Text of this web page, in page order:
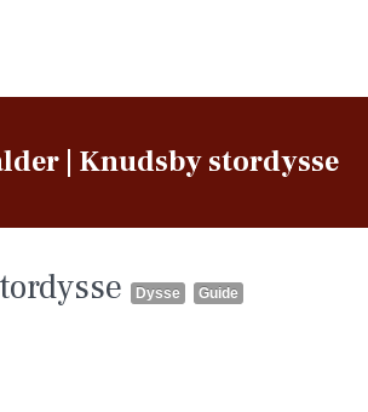
| Knudsby stordysse
Dysse
Guide